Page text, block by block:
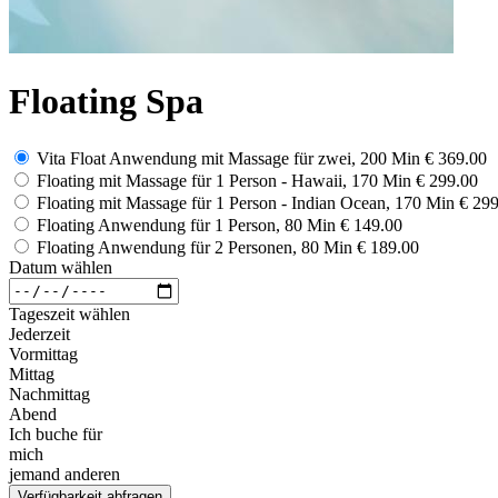
Floating Spa
Vita Float Anwendung mit Massage für zwei, 200 Min € 369.00
Floating mit Massage für 1 Person - Hawaii, 170 Min € 299.00
Floating mit Massage für 1 Person - Indian Ocean, 170 Min €
Floating Anwendung für 1 Person, 80 Min € 149.00
Floating Anwendung für 2 Personen, 80 Min € 189.00
Datum wählen
Tageszeit wählen
Jederzeit
Vormittag
Mittag
Nachmittag
Abend
Ich buche für
mich
jemand anderen